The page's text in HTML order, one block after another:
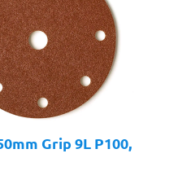
Grip 9L P100,